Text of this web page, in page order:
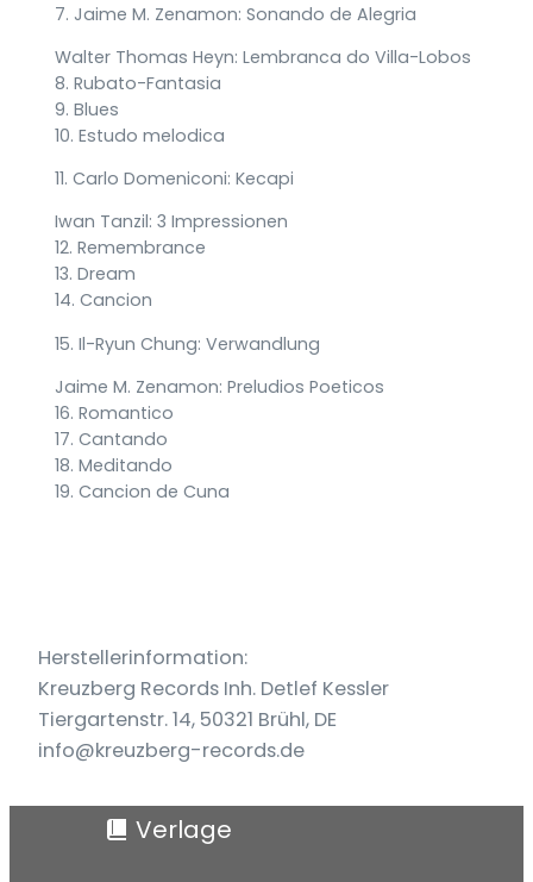
7. Jaime M. Zenamon: Sonando de Alegria
Walter Thomas Heyn: Lembranca do Villa-Lobos
8. Rubato-Fantasia
9. Blues
10. Estudo melodica
11. Carlo Domeniconi: Kecapi
Iwan Tanzil: 3 Impressionen
12. Remembrance
13. Dream
14. Cancion
15. Il-Ryun Chung: Verwandlung
Jaime M. Zenamon: Preludios Poeticos
16. Romantico
17. Cantando
18. Meditando
19. Cancion de Cuna
Herstellerinformation:
Kreuzberg Records Inh. Detlef Kessler
Tiergartenstr. 14, 50321 Brühl, DE
info@kreuzberg-records.de
Verlage